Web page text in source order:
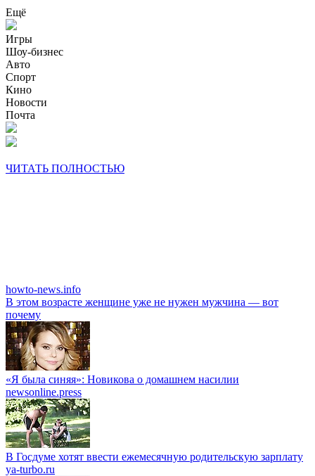
Ещё
Игры
Шоу-бизнес
Авто
Спорт
Кино
Новости
Почта
ЧИТАТЬ ПОЛНОСТЬЮ
howto-news.info
В этом возрасте женщине уже не нужен мужчина — вот
почему
«Я была синяя»: Новикова о домашнем насилии
newsonline.press
В Госдуме хотят ввести ежемесячную родительскую зарплату
ya-turbo.ru